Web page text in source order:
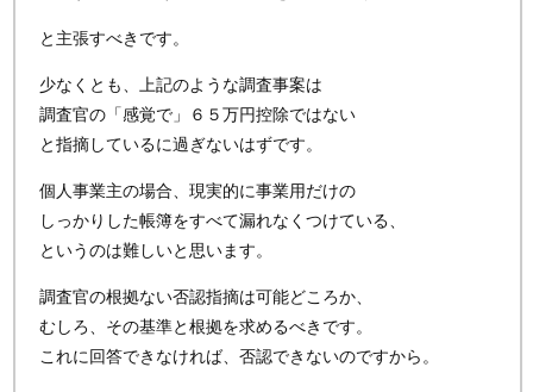
と主張すべきです。
少なくとも、上記のような調査事案は
調査官の「感覚で」６５万円控除ではない
と指摘しているに過ぎないはずです。
個人事業主の場合、現実的に事業用だけの
しっかりした帳簿をすべて漏れなくつけている、
というのは難しいと思います。
調査官の根拠ない否認指摘は可能どころか、
むしろ、その基準と根拠を求めるべきです。
これに回答できなければ、否認できないのですから。